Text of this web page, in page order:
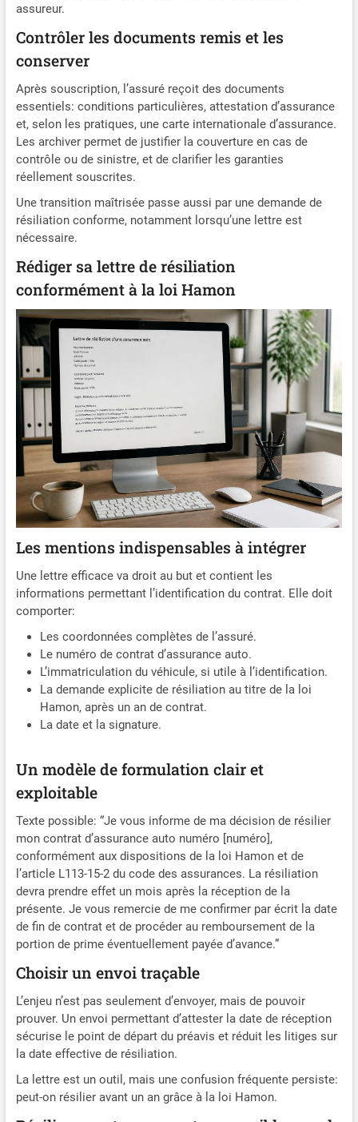
assureur.
Contrôler les documents remis et les
conserver
Après souscription, l’assuré reçoit des documents
essentiels: conditions particulières, attestation d’assurance
et, selon les pratiques, une carte internationale d’assurance.
Les archiver permet de justifier la couverture en cas de
contrôle ou de sinistre, et de clarifier les garanties
réellement souscrites.
Une transition maîtrisée passe aussi par une demande de
résiliation conforme, notamment lorsqu’une lettre est
nécessaire.
Rédiger sa lettre de résiliation
conformément à la loi Hamon
Les mentions indispensables à intégrer
Une lettre efficace va droit au but et contient les
informations permettant l’identification du contrat. Elle doit
comporter:
Les coordonnées complètes de l’assuré.
Le numéro de contrat d’assurance auto.
L’immatriculation du véhicule, si utile à l’identification.
La demande explicite de résiliation au titre de la loi
Hamon, après un an de contrat.
La date et la signature.
Un modèle de formulation clair et
exploitable
Texte possible: “Je vous informe de ma décision de résilier
mon contrat d’assurance auto numéro [numéro],
conformément aux dispositions de la loi Hamon et de
l’article L113-15-2 du code des assurances. La résiliation
devra prendre effet un mois après la réception de la
présente. Je vous remercie de me confirmer par écrit la date
de fin de contrat et de procéder au remboursement de la
portion de prime éventuellement payée d’avance.”
Choisir un envoi traçable
L’enjeu n’est pas seulement d’envoyer, mais de pouvoir
prouver. Un envoi permettant d’attester la date de réception
sécurise le point de départ du préavis et réduit les litiges sur
la date effective de résiliation.
La lettre est un outil, mais une confusion fréquente persiste:
peut-on résilier avant un an grâce à la loi Hamon.